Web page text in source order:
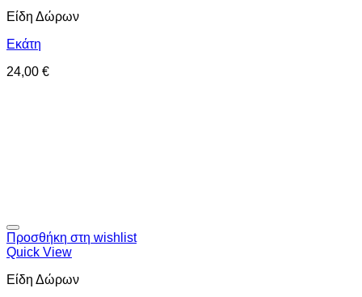
Είδη Δώρων
Εκάτη
24,00 €
Προσθήκη στη wishlist
Quick View
Είδη Δώρων